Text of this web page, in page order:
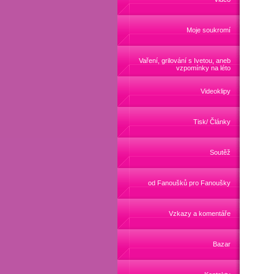
Moje soukromí
Vaření, grilování s Ivetou, aneb
vzpomínky na léto
Videoklipy
Tisk/ Články
Soutěž
od Fanoušků pro Fanoušky
Vzkazy a komentáře
Bazar